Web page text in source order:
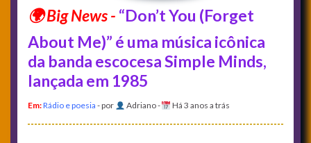
“Don’t You (Forget
About Me)” é uma música icônica
da banda escocesa Simple Minds,
lançada em 1985
Em:Rádio e poesia - por Adriano- Há 3 anos a trás